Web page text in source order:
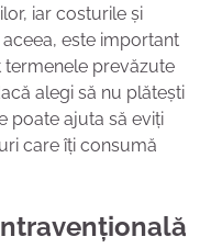
iar costurile și
este important
termenele prevăzute
alegi să nu plătești
poate ajuta să eviți
care îți consumă